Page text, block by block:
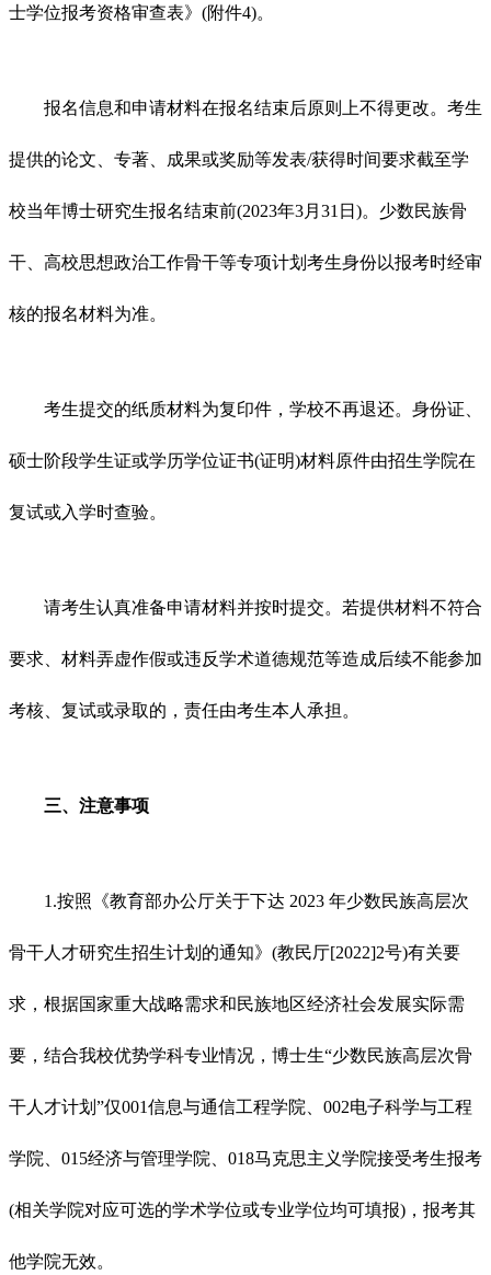
士学位报考资格审查表》(附件4)。
报名信息和申请材料在报名结束后原则上不得更改。考生
提供的论文、专著、成果或奖励等发表/获得时间要求截至学
校当年博士研究生报名结束前(2023年3月31日)。少数民族骨
干、高校思想政治工作骨干等专项计划考生身份以报考时经审
核的报名材料为准。
考生提交的纸质材料为复印件，学校不再退还。身份证、
硕士阶段学生证或学历学位证书(证明)材料原件由招生学院在
复试或入学时查验。
请考生认真准备申请材料并按时提交。若提供材料不符合
要求、材料弄虚作假或违反学术道德规范等造成后续不能参加
考核、复试或录取的，责任由考生本人承担。
三、注意事项
1.按照《教育部办公厅关于下达 2023 年少数民族高层次
骨干人才研究生招生计划的通知》(教民厅[2022]2号)有关要
求，根据国家重大战略需求和民族地区经济社会发展实际需
要，结合我校优势学科专业情况，博士生“少数民族高层次骨
干人才计划”仅001信息与通信工程学院、002电子科学与工程
学院、015经济与管理学院、018马克思主义学院接受考生报考
(相关学院对应可选的学术学位或专业学位均可填报)，报考其
他学院无效。